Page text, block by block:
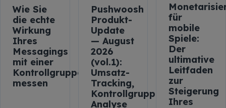
Wie Sie
die echte
Wirkung
Ihres
Messagings
mit einer
Kontrollgruppe
messen
Pushwoosh
Produkt-
Update
— August
2026
(vol.1):
Umsatz-
Tracking,
Kontrollgruppen-
Analyse
für
mobile
Spiele:
Der
ultimative
Leitfaden
zur
Steigerung
Ihres